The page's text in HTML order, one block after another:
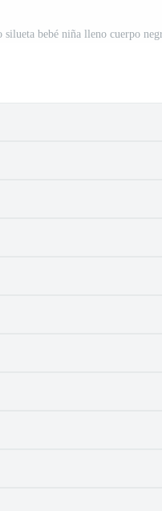
silueta bebé niña lleno cuerpo